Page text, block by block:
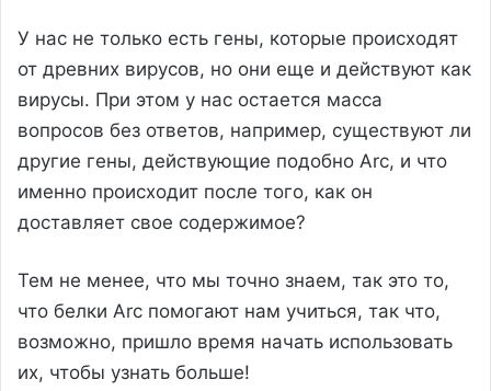
У нас не только есть гены, которые происходят
от древних вирусов, но они еще и действуют как
вирусы. При этом у нас остается масса
вопросов без ответов, например, существуют ли
другие гены, действующие подобно Arc, и что
именно происходит после того, как он
доставляет свое содержимое?
Тем не менее, что мы точно знаем, так это то,
что белки Arc помогают нам учиться, так что,
возможно, пришло время начать использовать
их, чтобы узнать больше!